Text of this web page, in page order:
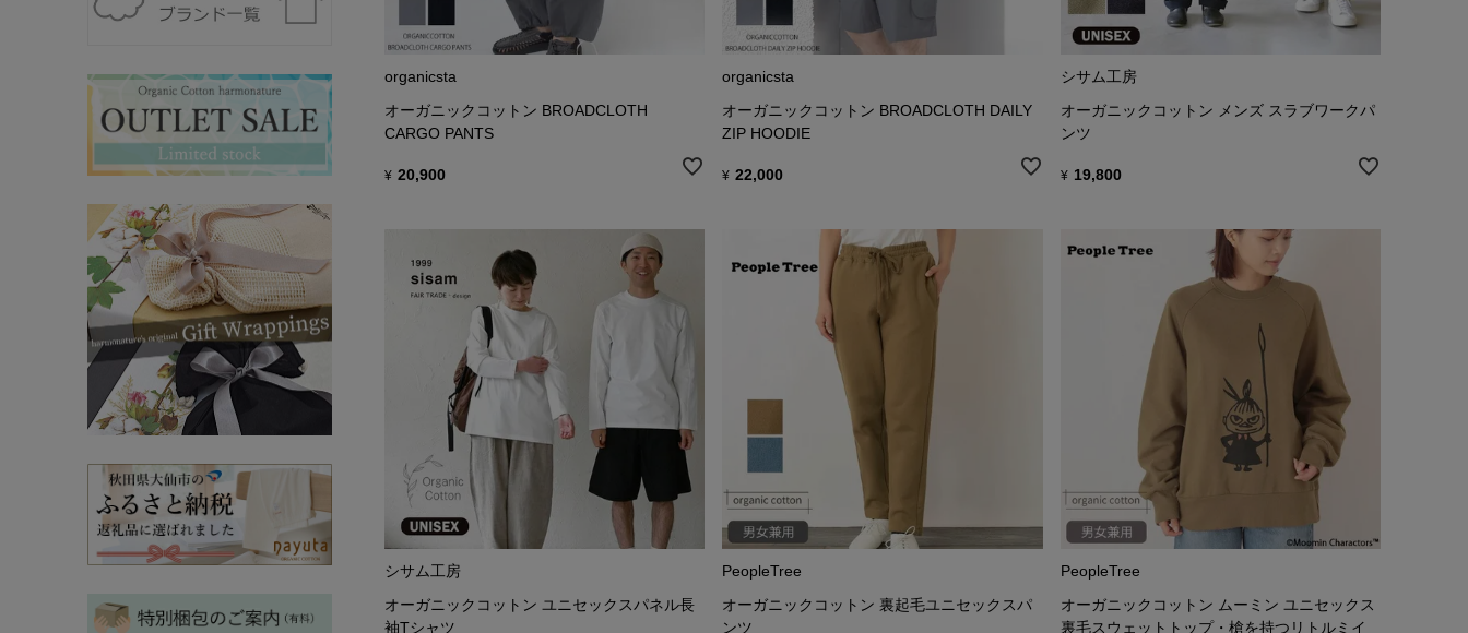
マタニティ・授乳ブラジャー
マタニティショーツchevron_right
マタニティ・授乳インナーchevron_right
マタニティ・授乳パジャマchevron_right
マタ ニティ・ママ雑貨
授乳クッション・枕
その他ママ雑貨chevron_right
organicsta
オーガニックコットン BROADCLOTH
CARGO PANTS
¥ 20,900
organicsta
オーガニックコットン BROADCLOTH DAILY
ZIP HOODIE
¥ 22,000
シサム工房
オーガニックコットン メンズ スラブワークパ
ンツ
¥ 19,800
シサム工房
オーガニックコットン ユニセックスパネル長
袖Tシャツ
PeopleTree
オーガニックコットン 裏起毛ユニセックスパ
ンツ
PeopleTree
オーガニックコットン ムーミン ユニセックス
裏毛スウェットトップ・槍を持つリトルミイ